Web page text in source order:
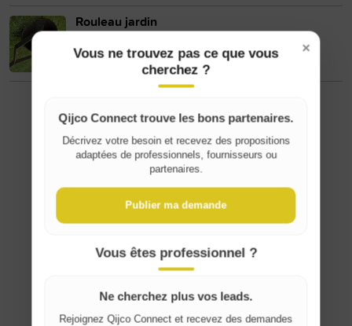
Rouleau jardin
50 €
Where do you live?
Belgique / België
France
×
Vous ne trouvez pas ce que vous
cherchez ?
Qijco Connect trouve les bons partenaires.
Décrivez votre besoin et recevez des propositions
adaptées de professionnels, fournisseurs ou
partenaires.
Publier ma demande
Vous êtes professionnel ?
Ne cherchez plus vos leads.
Rejoignez Qijco Connect et recevez des demandes